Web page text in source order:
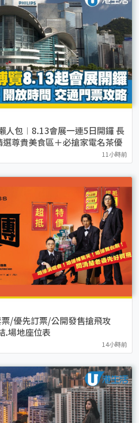
人包︱8.13會展一連5日開鑼 長
尊貴美食區＋必搶家電名茶優
11小時前
/優先訂票/公開發售搶飛攻
.場地座位表
14小時前